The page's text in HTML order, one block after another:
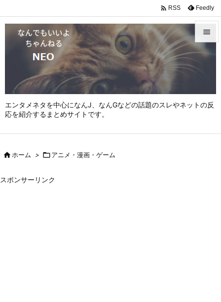
エンタメネタを中心になんJ、なんGなどの話題のスレやネットの反
応を紹介するまとめサイトです。



 RSS Feedly
ホーム > アニメ・漫画・ゲーム
スポンサーリンク